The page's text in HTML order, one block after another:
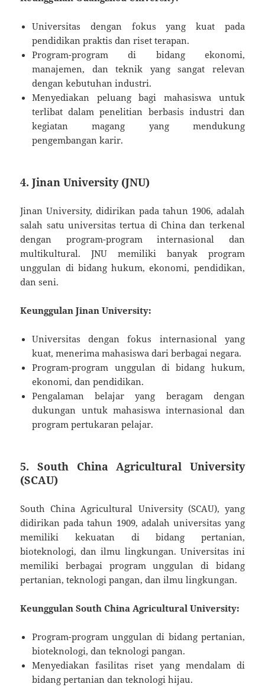
Universitas dengan fokus yang kuat pada
pendidikan praktis dan riset terapan.
Program-program di bidang ekonomi,
manajemen, dan teknik yang sangat relevan
dengan kebutuhan industri.
Menyediakan peluang bagi mahasiswa untuk
terlibat dalam penelitian berbasis industri dan
kegiatan magang yang mendukung
pengembangan karir.
4.Jinan University (JNU)
Jinan University, didirikan pada tahun 1906, adalah
salah satu universitas tertua di China dan terkenal
dengan program-program internasional dan
multikultural. JNU memiliki banyak program
unggulan di bidang hukum, ekonomi, pendidikan,
dan seni.
Keunggulan Jinan University:
Universitas dengan fokus internasional yang
kuat, menerima mahasiswa dari berbagai negara.
Program-program unggulan di bidang hukum,
ekonomi, dan pendidikan.
Pengalaman belajar yang beragam dengan
dukungan untuk mahasiswa internasional dan
program pertukaran pelajar.
5. South China Agricultural University
(SCAU)
South China Agricultural University (SCAU), yang
didirikan pada tahun 1909, adalah universitas yang
memiliki kekuatan di bidang pertanian,
bioteknologi, dan ilmu lingkungan. Universitas ini
memiliki berbagai program unggulan di bidang
pertanian, teknologi pangan, dan ilmu lingkungan.
Keunggulan South China Agricultural University:
Program-program unggulan di bidang pertanian,
bioteknologi, dan teknologi pangan.
Menyediakan fasilitas riset yang mendalam di
bidang pertanian dan teknologi hijau.